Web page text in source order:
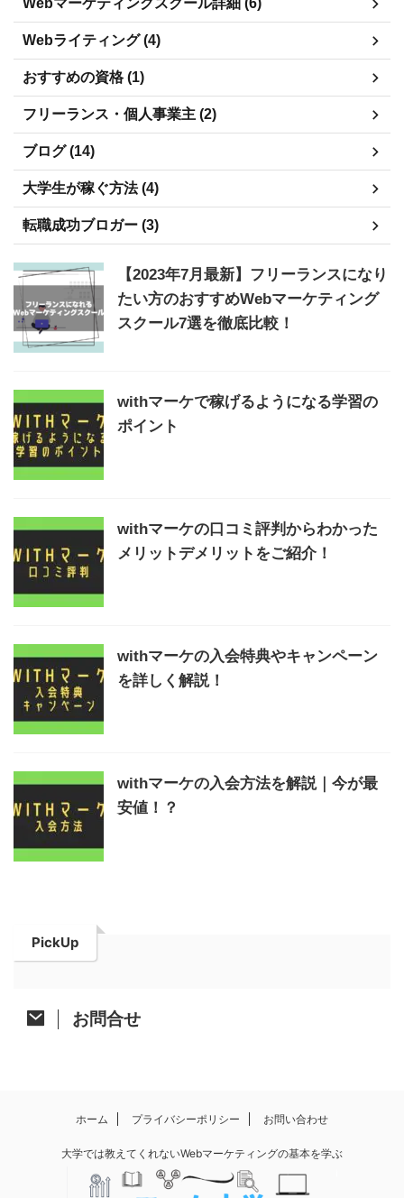
Webマーケティングスクール詳細 (6)
Webライティング (4)
おすすめの資格 (1)
フリーランス・個人事業主 (2)
ブログ (14)
大学生が稼ぐ方法 (4)
転職成功ブロガー (3)
【2023年7月最新】フリーランスになり
たい方のおすすめWebマーケティング
スクール7選を徹底比較！
withマーケで稼げるようになる学習の
ポイント
withマーケの口コミ評判からわかった
メリットデメリットをご紹介！
withマーケの入会特典やキャンペーン
を詳しく解説！
withマーケの入会方法を解説｜今が最
安値！？
PickUp
お問合せ
ホーム プライバシーポリシー お問い合わせ
大学では教えてくれないWebマーケティングの基本を学ぶ